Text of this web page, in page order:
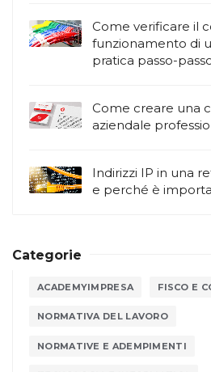
Come verificare il
funzionamento di
pratica passo-
Come creare una
aziendale
Indirizzi IP in una
e perché è
Categorie
ACADEMYIMPRESA FISCO E
NORMATIVA DEL LAVORO
NORMATIVE E ADEMPIMENTI